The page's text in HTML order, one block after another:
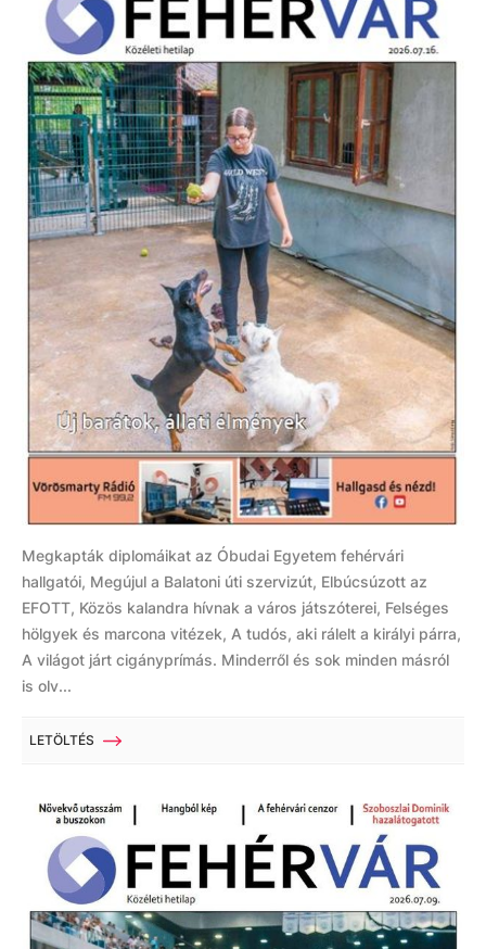
Megkapták diplomáikat az Óbudai Egyetem fehérvári
hallgatói, Megújul a Balatoni úti szervizút, Elbúcsúzott az
EFOTT, Közös kalandra hívnak a város játszóterei, Felséges
hölgyek és marcona vitézek, A tudós, aki rálelt a királyi párra,
A világot járt cigányprímás. Minderről és sok minden másról
is olv...
LETÖLTÉS